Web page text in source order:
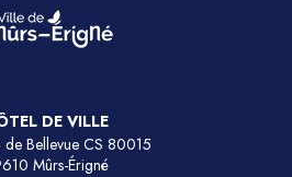
DE VILLE
de Bellevue CS 80015
Mûrs-Érigné